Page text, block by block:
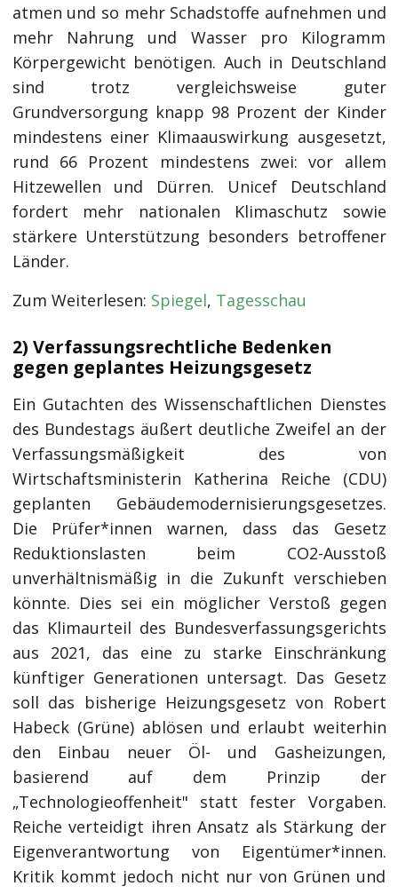
atmen und so mehr Schadstoffe aufnehmen und
mehr Nahrung und Wasser pro Kilogramm
Körpergewicht benötigen. Auch in Deutschland
sind trotz vergleichsweise guter
Grundversorgung knapp 98 Prozent der Kinder
mindestens einer Klimaauswirkung ausgesetzt,
rund 66 Prozent mindestens zwei: vor allem
Hitzewellen und Dürren. Unicef Deutschland
fordert mehr nationalen Klimaschutz sowie
stärkere Unterstützung besonders betroffener
Länder.
Zum Weiterlesen: Spiegel, Tagesschau
2) Verfassungsrechtliche Bedenken
gegen geplantes Heizungsgesetz
Ein Gutachten des Wissenschaftlichen Dienstes
des Bundestags äußert deutliche Zweifel an der
Verfassungsmäßigkeit des von
Wirtschaftsministerin Katherina Reiche (CDU)
geplanten Gebäudemodernisierungsgesetzes.
Die Prüfer*innen warnen, dass das Gesetz
Reduktionslasten beim CO2-Ausstoß
unverhältnismäßig in die Zukunft verschieben
könnte. Dies sei ein möglicher Verstoß gegen
das Klimaurteil des Bundesverfassungsgerichts
aus 2021, das eine zu starke Einschränkung
künftiger Generationen untersagt. Das Gesetz
soll das bisherige Heizungsgesetz von Robert
Habeck (Grüne) ablösen und erlaubt weiterhin
den Einbau neuer Öl- und Gasheizungen,
basierend auf dem Prinzip der
„Technologieoffenheit" statt fester Vorgaben.
Reiche verteidigt ihren Ansatz als Stärkung der
Eigenverantwortung von Eigentümer*innen.
Kritik kommt jedoch nicht nur von Grünen und